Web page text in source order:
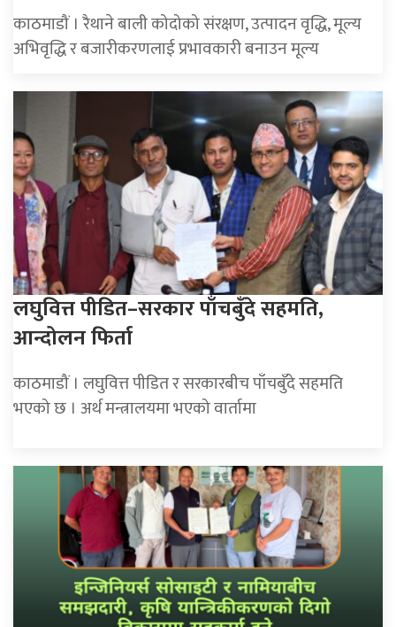
काठमाडौं । रैथाने बाली कोदोको संरक्षण, उत्पादन वृद्धि, मूल्य
अभिवृद्धि र बजारीकरणलाई प्रभावकारी बनाउन मूल्य
लघुवित्त पीडित–सरकार पाँचबुँदे सहमति,
आन्दोलन फिर्ता
काठमाडौं । लघुवित्त पीडित र सरकारबीच पाँचबुँदे सहमति
भएको छ । अर्थ मन्त्रालयमा भएको वार्तामा